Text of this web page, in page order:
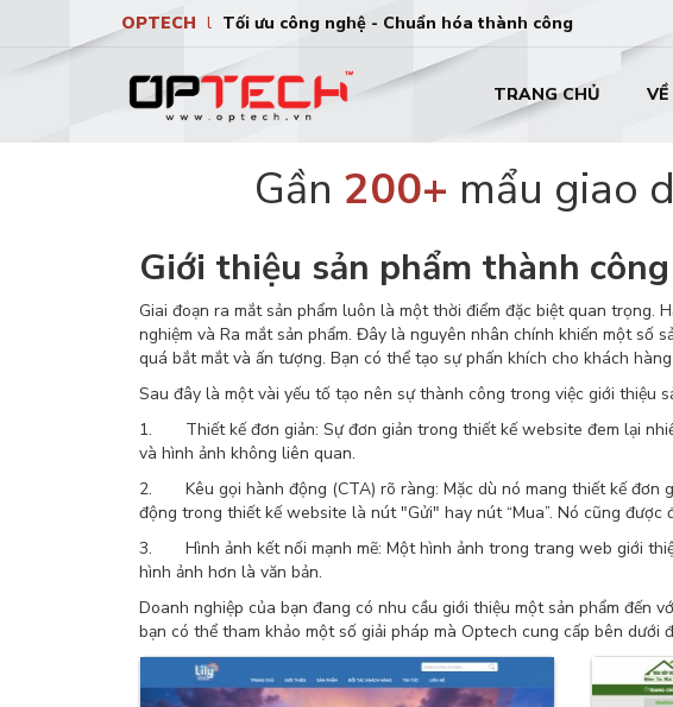
OPTECH l Tối ưu công nghệ - Chuẩn hóa thành công
TRANG CHỦ
Gần 200+ mẩu giao
Giới thiệu sản phẩm thành
Giai đoạn ra mắt sản phẩm luôn là một thời điểm đặc biệt quan
nghiệm và Ra mắt sản phẩm. Đây là nguyên nhân chính khiến một số
quá bắt mắt và ấn tượng. Bạn có thể tạo sự phấn khích cho khách
Sau đây là một vài yếu tố tạo nên sự thành công trong việc giới thiệu
1. Thiết kế đơn giản: Sự đơn giản trong thiết kế website đem lại
và hình ảnh không liên quan.
2. Kêu gọi hành động (CTA) rõ ràng: Mặc dù nó mang thiết kế đơn
động trong thiết kế website là nút "Gửi" hay nút “Mua”. Nó cũng được
3. Hình ảnh kết nối mạnh mẽ: Một hình ảnh trong trang web giới
hình ảnh hơn là văn bản.
Doanh nghiệp của bạn đang có nhu cầu giới thiệu một sản phẩm đến
bạn có thể tham khảo một số giải pháp mà Optech cung cấp bên